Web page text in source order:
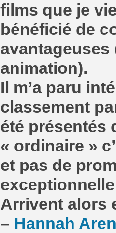
films que je
bénéficié de
avantageuses
animation).
Il m’a paru
classement
été présentés
« ordinaire »
et pas de
Arrivent alors
– Hannah